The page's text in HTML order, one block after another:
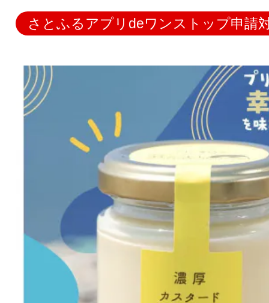
さとふるアプリdeワンストップ申請